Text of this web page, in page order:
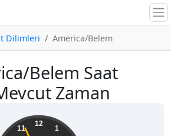
Dilimleri America/Belem
Belem Saat
Zaman
12
1
11